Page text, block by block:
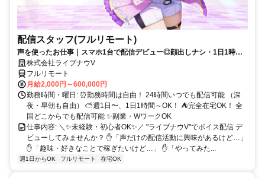
配信スタッフ(フルリモート)
声を使ったお仕事｜スマホ1台で配信デビュー◎顔出しナシ・1日1時間
～OK♪
株式会社ライブナウV
フルリモート
月給2,000円～600,000円
勤務時間・曜日: ⏰勤務時間は自由！ 24時間いつでも配信可能 （深
夜・早朝も自由） ⛅週1日〜、1日1時間～OK！ ⛺完全在宅OK！ 全
国どこからでも配信可能 ✨副業・WワークOK
仕事内容: ＼✨未経験・初心者OK✨／ "ライブナウV"でボイス配信 デ
ビューしてみませんか？ ✋「声だけの配信活動に興味があるけど…」
✋「趣味・好きなことで稼ぎたいけど…」 ✋「やってみた...
週1日からOK フルリモート 在宅OK